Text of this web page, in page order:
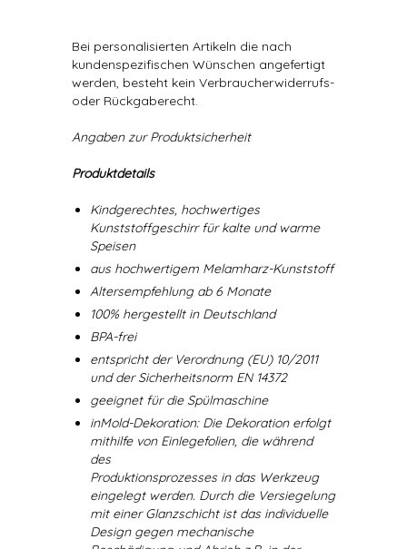
Bei personalisierten Artikeln die nach
kundenspezifischen Wünschen angefertigt
werden, besteht kein Verbraucherwiderrufs-
oder Rückgaberecht.
Angaben zur Produktsicherheit
Produktdetails
Kindgerechtes, hochwertiges
Kunststoffgeschirr für kalte und warme
Speisen
aus hochwertigem Melamharz-Kunststoff
Altersempfehlung ab 6 Monate
100% hergestellt in Deutschland
BPA-frei
entspricht der Verordnung (EU) 10/2011
und der Sicherheitsnorm EN 14372
geeignet für die Spülmaschine
inMold-Dekoration: Die Dekoration erfolgt
mithilfe von Einlegefolien, die während
des
Produktionsprozesses in das Werkzeug
eingelegt werden. Durch die Versiegelung
mit einer Glanzschicht ist das individuelle
Design gegen mechanische